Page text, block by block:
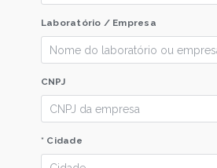
Laboratório / Empresa
CNPJ
* Cidade